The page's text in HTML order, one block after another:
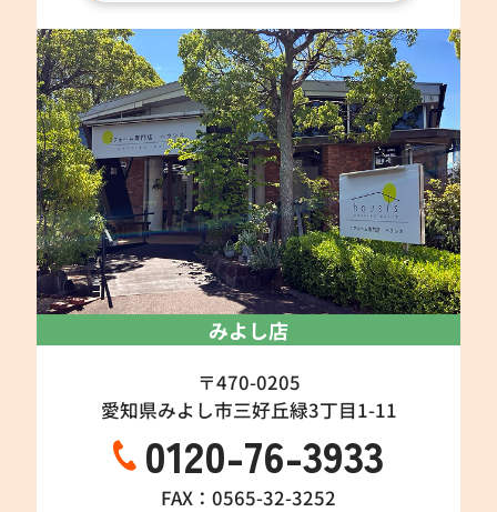
みよし店
〒470-0205
愛知県みよし市三好丘緑3丁目1-11
0120-76-3933
FAX：0565-32-3252